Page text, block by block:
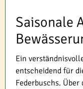
Saisonale
Ein
entscheidend für
Federbuschs.